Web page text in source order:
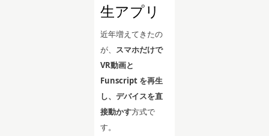
生アプリ
近年増えてきたの
が、 スマホだけで
VR動画と
Funscript を再生
し、デバイスを直
接動かす方式で
す。